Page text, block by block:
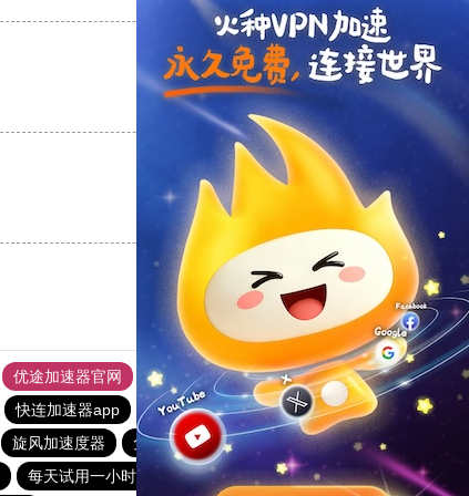
反对
反对[0]
优途加速器官网 风驰加速器 旋风加速器
八戒看书
快连加速器app 黑洞vp永久加速器
1元机场
旋风加速度器 免费vqn加速
快连lets加速器
每天试用一小时加速器 快连加速器app 旋风加速度器